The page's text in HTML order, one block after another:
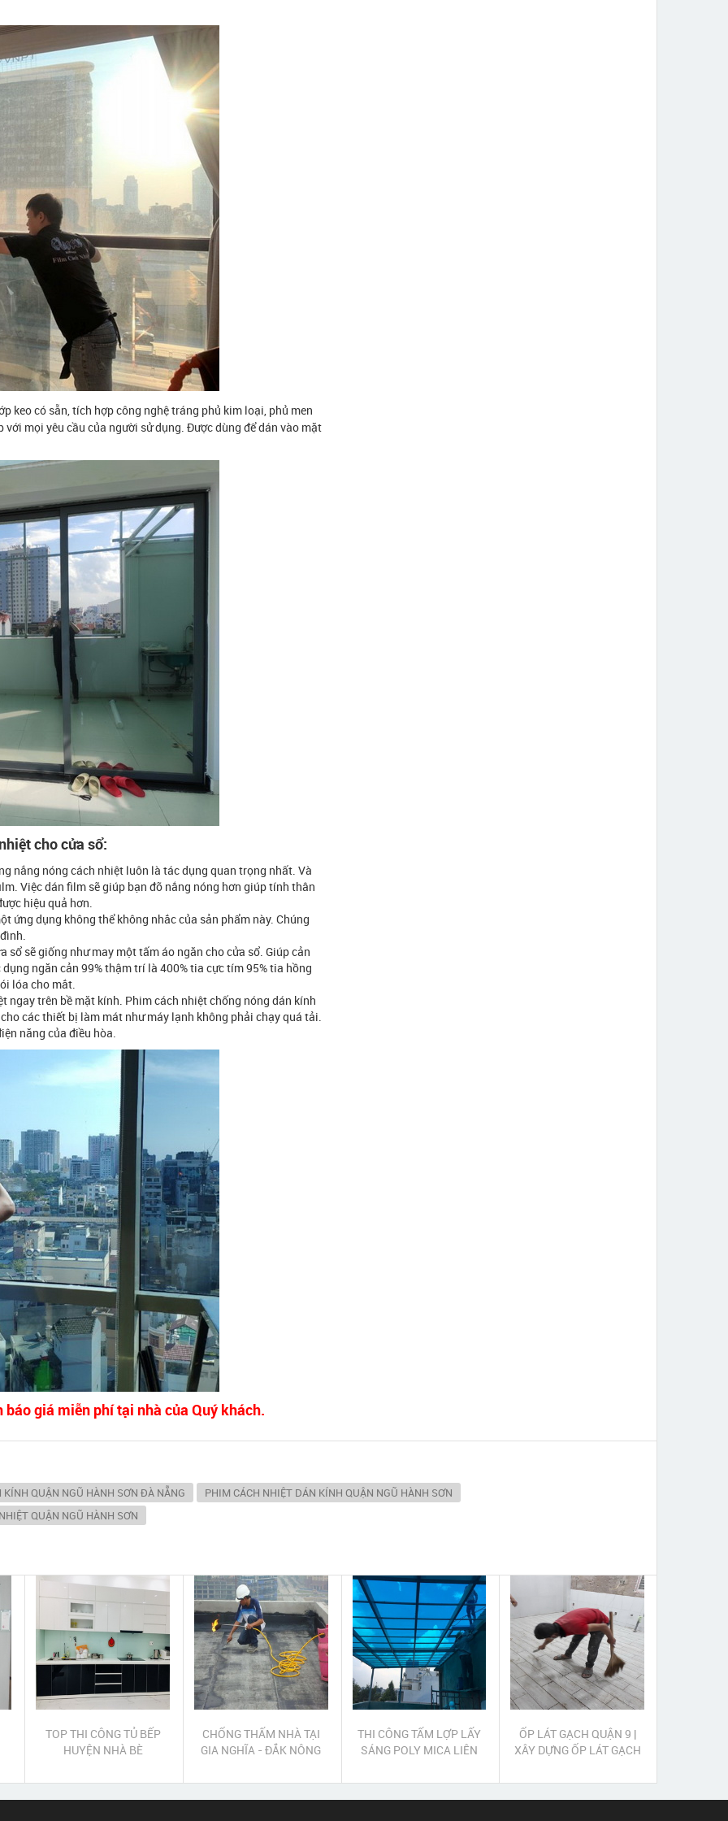
keo có sẵn, tích hợp công nghệ tráng phủ kim loại, phủ men
mọi yêu cầu của người sử dụng. Được dùng để dán vào mặt
cho cửa sổ:
nắng nóng cách nhiệt luôn là tác dụng quan trọng nhất. Và
Việc dán film sẽ giúp bạn đỡ nắng nóng hơn giúp tính thân
hiệu quả hơn.
ứng dụng không thể không nhắc của sản phẩm này. Chúng
sổ sẽ giống như may một tấm áo ngăn cho cửa sổ. Giúp cản
ngăn cản 99% thậm trí là 400% tia cực tím 95% tia hồng
lóa cho mắt.
ngay trên bề mặt kính. Phim cách nhiệt chống nóng dán kính
các thiết bị làm mát như máy lạnh không phải chạy quá tải.
năng của điều hòa.
giá miễn phí tại nhà của Quý khách.
QUẬN NGŨ HÀNH SƠN ĐÀ NẴNG
PHIM CÁCH NHIỆT DÁN KÍNH QUẬN NGŨ HÀNH SƠN
QUẬN NGŨ HÀNH SƠN
TOP THI CÔNG TỦ BẾP
HUYỆN NHÀ BÈ
CHỐNG THẤM NHÀ TẠI
GIA NGHĨA - ĐẮK NÔNG
THI CÔNG TẤM LỢP LẤY
SÁNG POLY MICA LIÊN
ỐP LÁT GẠCH QUẬN 9 |
XÂY DỰNG ỐP LÁT GẠCH